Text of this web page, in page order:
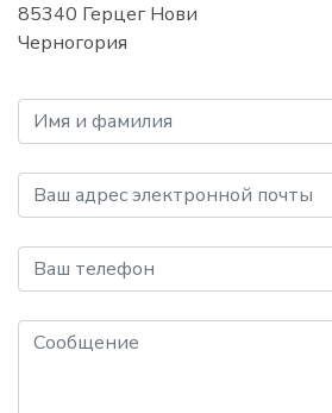
85340 Герцег Нови
Черногория